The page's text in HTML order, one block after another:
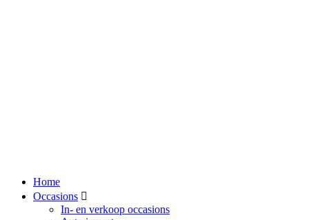
Home
Occasions
In- en verkoop occasions